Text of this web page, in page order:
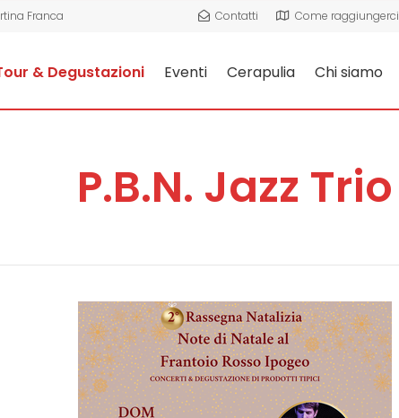
Franca Contatti Come raggiungerci
& Degustazioni Eventi Cerapulia Chi siamo
P.B.N. Jazz Trio